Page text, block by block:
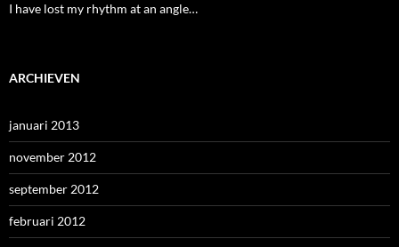
I have lost my rhythm at an angle…
ARCHIEVEN
januari 2013
november 2012
september 2012
februari 2012